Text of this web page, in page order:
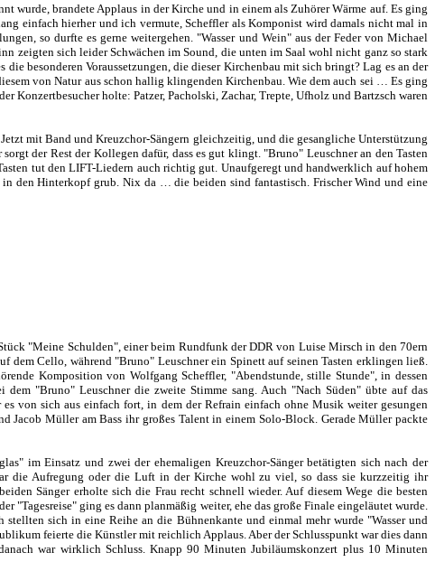
wurde, brandete Applaus in der Kirche und in einem als Zuhörer Wärme auf. Es ging
einfach hierher und ich vermute, Scheffler als Komponist wird damals nicht mal in
so durfte es gerne weitergehen. "Wasser und Wein" aus der Feder von Michael
zeigten sich leider Schwächen im Sound, die unten im Saal wohl nicht ganz so stark
besonderen Voraussetzungen, die dieser Kirchenbau mit sich bringt? Lag es an der
von Natur aus schon hallig klingenden Kirchenbau. Wie dem auch sei … Es ging
Konzertbesucher holte: Patzer, Pacholski, Zachar, Trepte, Ufholz und Bartzsch waren
mit Band und Kreuzchor-Sängern gleichzeitig, und die gesangliche Unterstützung
der Rest der Kollegen dafür, dass es gut klingt. "Bruno" Leuschner an den Tasten
tut den LIFT-Liedern auch richtig gut. Unaufgeregt und handwerklich auf hohem
den Hinterkopf grub. Nix da … die beiden sind fantastisch. Frischer Wind und eine
"Meine Schulden", einer beim Rundfunk der DDR von Luise Mirsch in den 70ern
dem Cello, während "Bruno" Leuschner ein Spinett auf seinen Tasten erklingen ließ.
Komposition von Wolfgang Scheffler, "Abendstunde, stille Stunde", in dessen
"Bruno" Leuschner die zweite Stimme sang. Auch "Nach Süden" übte auf das
von sich aus einfach fort, in dem der Refrain einfach ohne Musik weiter gesungen
Jacob Müller am Bass ihr großes Talent in einem Solo-Block. Gerade Müller packte
im Einsatz und zwei der ehemaligen Kreuzchor-Sänger betätigten sich nach der
die Aufregung oder die Luft in der Kirche wohl zu viel, so dass sie kurzzeitig ihr
Sänger erholte sich die Frau recht schnell wieder. Auf diesem Wege die besten
ging es dann planmäßig weiter, ehe das große Finale eingeläutet wurde.
sich in eine Reihe an die Bühnenkante und einmal mehr wurde "Wasser und
feierte die Künstler mit reichlich Applaus. Aber der Schlusspunkt war dies dann
war wirklich Schluss. Knapp 90 Minuten Jubiläumskonzert plus 10 Minuten